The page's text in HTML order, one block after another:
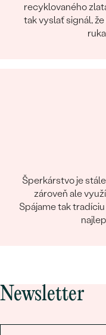
recyklovaného
tak vyslať signál,
Šperkárstvo je
zároveň ale
Spájame tak
Newsletter